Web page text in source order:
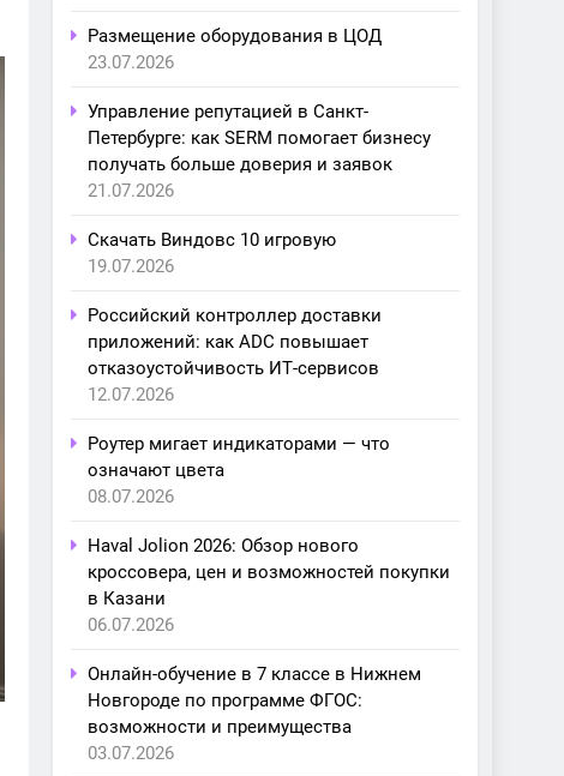
Размещение оборудования в ЦОД
23.07.2026
Управление репутацией в Санкт-
Петербурге: как SERM помогает бизнесу
получать больше доверия и заявок
21.07.2026
Скачать Виндовс 10 игровую
19.07.2026
Российский контроллер доставки
приложений: как ADC повышает
отказоустойчивость ИТ-сервисов
12.07.2026
Роутер мигает индикаторами — что
означают цвета
08.07.2026
Haval Jolion 2026: Обзор нового
кроссовера, цен и возможностей покупки
в Казани
06.07.2026
Онлайн-обучение в 7 классе в Нижнем
Новгороде по программе ФГОС:
возможности и преимущества
03.07.2026